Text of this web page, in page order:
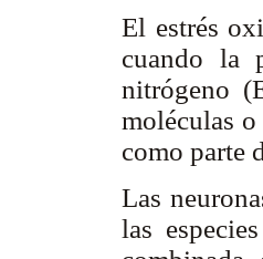
El estrés
cuando la
nitrógeno
moléculas o
como parte
Las
las